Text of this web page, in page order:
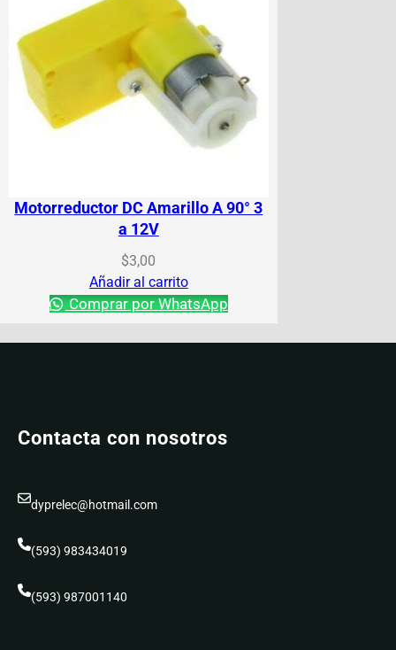
Motorreductor DC Amarillo A 90° 3
a 12V
$3,00
Añadir al carrito
Comprar por WhatsApp
Contacta con nosotros
dyprelec@hotmail.com
(593) 983434019
(593) 987001140